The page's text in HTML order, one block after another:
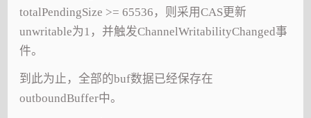
totalPendingSize >= 65536，则采用CAS更新
unwritable为1，并触发ChannelWritabilityChanged事
件。
到此为止，全部的buf数据已经保存在
outboundBuffer中。